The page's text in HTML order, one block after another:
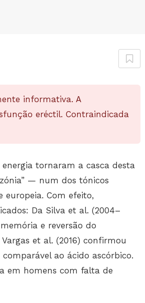
informativa. A
eréctil. Contraindicada
tornaram a casca desta
— num dos tónicos
europeia. Com efeito,
Da Silva et al. (2004–
e reversão do
et al. (2016) confirmou
ao ácido ascórbico.
em homens com falta de